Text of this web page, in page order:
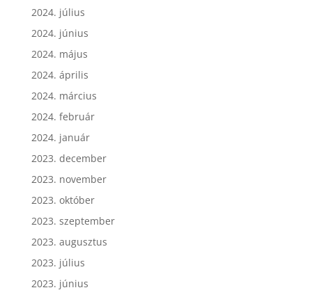
2024. július
2024. június
2024. május
2024. április
2024. március
2024. február
2024. január
2023. december
2023. november
2023. október
2023. szeptember
2023. augusztus
2023. július
2023. június